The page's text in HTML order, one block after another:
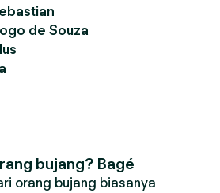
de Souza
bujang? Bagé
orang bujang biasanya